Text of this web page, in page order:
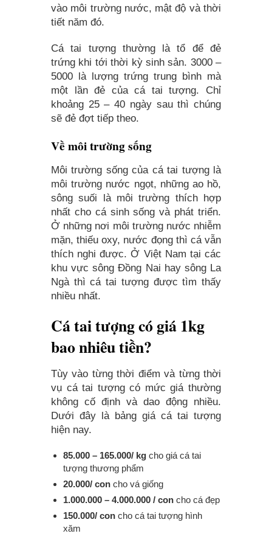
vào môi trường nước, mật độ và thời
tiết năm đó.
Cá tai tượng thường là tổ để đẻ
trứng khi tới thời kỳ sinh sản. 3000 –
5000 là lượng trứng trung bình mà
một lần đẻ của cá tai tượng. Chỉ
khoảng 25 – 40 ngày sau thì chúng
sẽ đẻ đợt tiếp theo.
Về môi trường sống
Môi trường sống của cá tai tượng là
môi trường nước ngọt, những ao hồ,
sông suối là môi trường thích hợp
nhất cho cá sinh sống và phát triển.
Ở những nơi môi trường nước nhiễm
mặn, thiếu oxy, nước đọng thì cá vẫn
thích nghi được. Ở Việt Nam tại các
khu vực sông Đồng Nai hay sông La
Ngà thì cá tai tượng được tìm thấy
nhiều nhất.
Cá tai tượng có giá 1kg
bao nhiêu tiền?
Tùy vào từng thời điểm và từng thời
vụ cá tai tượng có mức giá thường
không cố định và dao động nhiều.
Dưới đây là bảng giá cá tai tượng
hiện nay.
85.000 – 165.000/ kg cho giá cá tai
tượng thương phẩm
20.000/ con cho vá giống
1.000.000 – 4.000.000 / con cho cá đẹp
150.000/ con cho cá tai tượng hình
xăm